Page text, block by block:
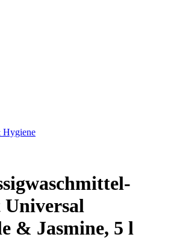
Hygiene
& Jasmine, 5 l